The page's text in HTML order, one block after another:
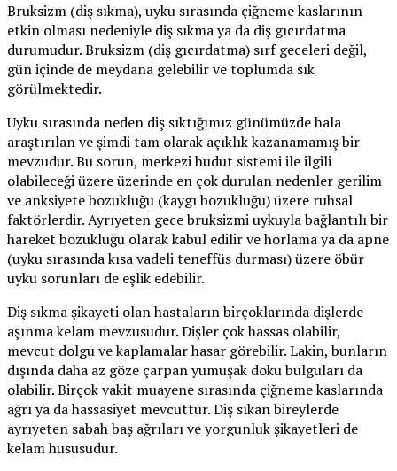
Bruksizm (diş sıkma), uyku sırasında çiğneme kaslarının
etkin olması nedeniyle diş sıkma ya da diş gıcırdatma
durumudur. Bruksizm (diş gıcırdatma) sırf geceleri değil,
gün içinde de meydana gelebilir ve toplumda sık
görülmektedir.
Uyku sırasında neden diş sıktığımız günümüzde hala
araştırılan ve şimdi tam olarak açıklık kazanamamış bir
mevzudur. Bu sorun, merkezi hudut sistemi ile ilgili
olabileceği üzere üzerinde en çok durulan nedenler gerilim
ve anksiyete bozukluğu (kaygı bozukluğu) üzere ruhsal
faktörlerdir. Ayrıyeten gece bruksizmi uykuyla bağlantılı bir
hareket bozukluğu olarak kabul edilir ve horlama ya da apne
(uyku sırasında kısa vadeli teneffüs durması) üzere öbür
uyku sorunları de eşlik edebilir.
Diş sıkma şikayeti olan hastaların birçoklarında dişlerde
aşınma kelam mevzusudur. Dişler çok hassas olabilir,
mevcut dolgu ve kaplamalar hasar görebilir. Lakin, bunların
dışında daha az göze çarpan yumuşak doku bulguları da
olabilir. Birçok vakit muayene sırasında çiğneme kaslarında
ağrı ya da hassasiyet mevcuttur. Diş sıkan bireylerde
ayrıyeten sabah baş ağrıları ve yorgunluk şikayetleri de
kelam hususudur.